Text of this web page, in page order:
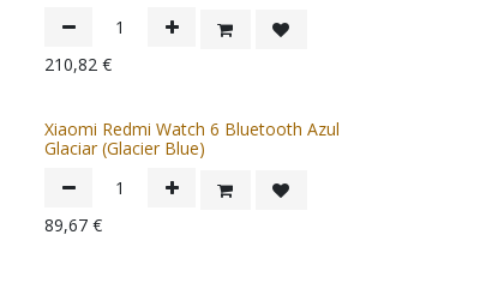
210,82 €
Xiaomi Redmi Watch 6 Bluetooth Azul
Glaciar (Glacier Blue)
89,67 €